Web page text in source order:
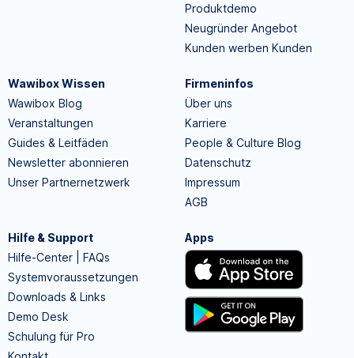
Produktdemo
Neugründer Angebot
Kunden werben Kunden
Wawibox Wissen
Wawibox Blog
Veranstaltungen
Guides & Leitfäden
Newsletter abonnieren
Unser Partnernetzwerk
Firmeninfos
Über uns
Karriere
People & Culture Blog
Datenschutz
Impressum
AGB
Hilfe & Support
Hilfe-Center | FAQs
Systemvoraussetzungen
Downloads & Links
Demo Desk
Schulung für Pro
Apps